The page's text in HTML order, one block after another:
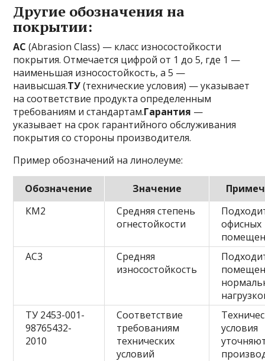
Другие обозначения на
покрытии:
AC (Abrasion Class) — класс износостойкости
покрытия. Отмечается цифрой от 1 до 5, где 1 —
наименьшая износостойкость, а 5 —
наивысшая.ТУ(технические условия) — указывает
на соответствие продукта определенным
требованиям и стандартам.Гарантия —
указывает на срок гарантийного обслуживания
покрытия со стороны производителя.
Пример обозначений на линолеуме:
Обозначение Значение
КМ2
Средняя степень
огнестойкости
офисных
AC3
Средняя
износостойкость
ТУ 2453-001-
98765432-
2010
Соответствие
требованиям
технических
условий
условия